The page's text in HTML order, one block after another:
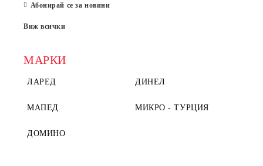
Абонирай се за новини
Виж всички
МАРКИ
ЛАРЕД ДИНЕЛ
МАПЕД МИКРО - ТУРЦИЯ
ДОМИНО